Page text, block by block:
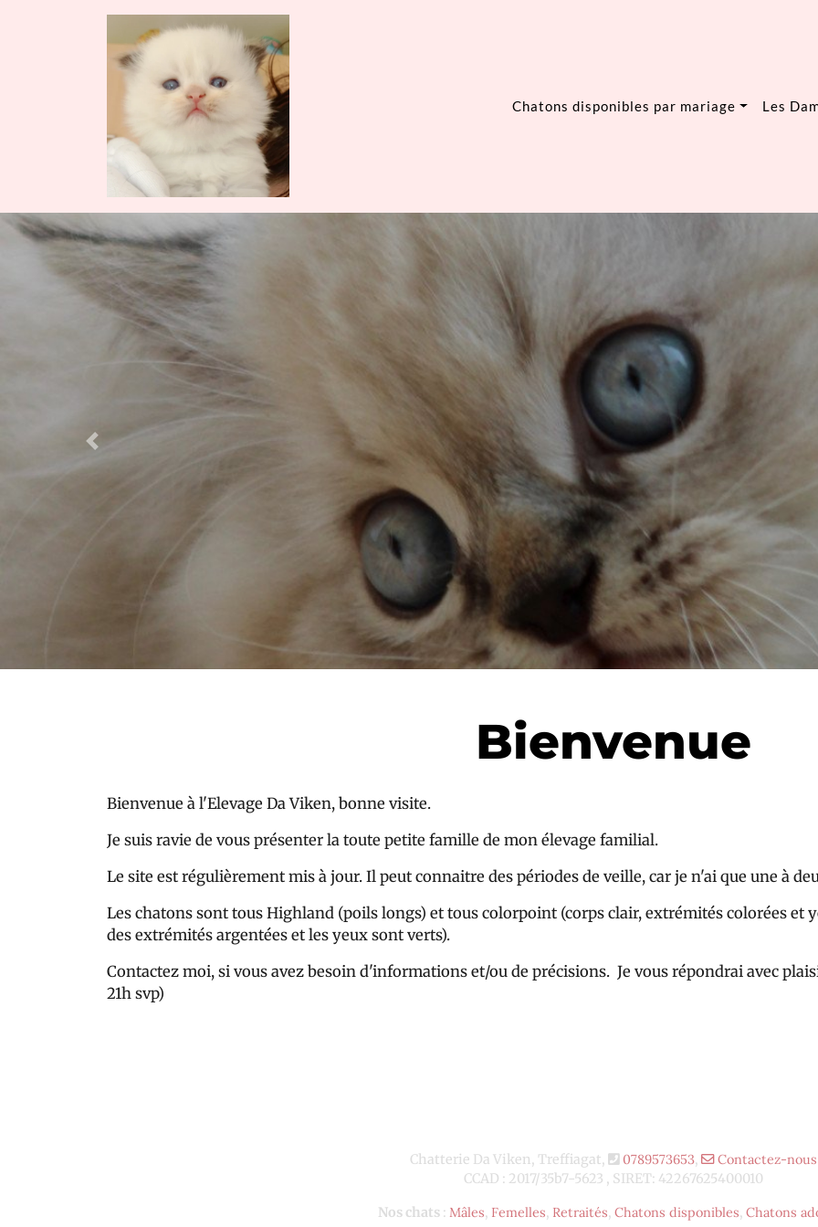
Chatons disponibles par mariage Les
Previous
Bienvenue
Bienvenue à l'Elevage Da Viken, bonne visite.
Je suis ravie de vous présenter la toute petite famille de mon élevage familial.
Le site est régulièrement mis à jour. Il peut connaitre des périodes de veille, car je n'ai que une à
Les chatons sont tous Highland (poils longs) et tous colorpoint (corps clair, extrémités colorées et
des extrémités argentées et les yeux sont verts).
Contactez moi, si vous avez besoin d'informations et/ou de précisions. Je vous répondrai avec
21h svp)
Chatterie Da Viken, Treffiagat, 0789573653,
Contactez-nous
CCAD : 2017/35b7-5623 , SIRET: 42267625400010
Nos chats: Mâles, Femelles, Retraités, Chatons disponibles, Chatons